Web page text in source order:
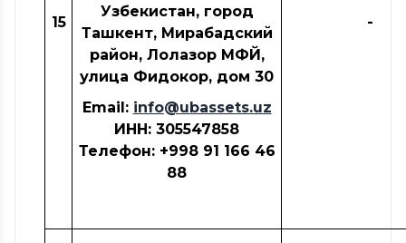
15
Узбекистан, город
Ташкент, Мирабадский
район, Лолазор МФЙ,
улица Фидокор, дом 30
Email: info@ubassets.uz
ИНН: 305547858
Телефон: +998 91 166 46
88
-